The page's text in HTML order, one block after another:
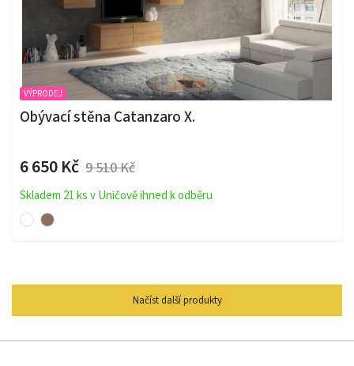
VÝPRODEJ
Obývací stěna Catanzaro X.
6 650 Kč 9 510 Kč
Skladem 21 ks v Uničově ihned k odběru
Načíst další produkty